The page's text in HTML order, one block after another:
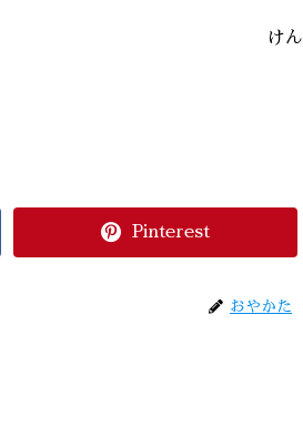
けん
Pinterest
おやかた